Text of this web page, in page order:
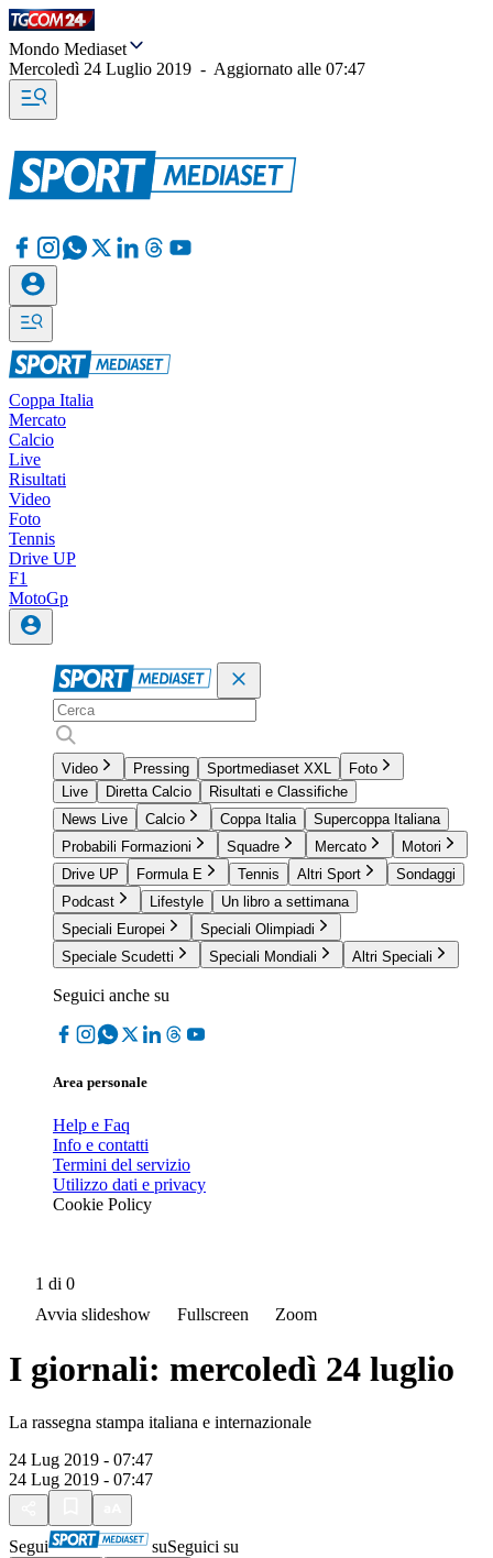
Mondo Mediaset
Mercoledì 24 Luglio 2019 - Aggiornato alle 07:47
Coppa Italia
Mercato
Calcio
Live
Risultati
Video
Foto
Tennis
Drive UP
F1
MotoGp
Video Pressing Sportmediaset XXL
Foto
Live
Diretta Calcio
Risultati e Classifiche
News Live
Calcio Coppa Italia
Supercoppa Italiana
Probabili Formazioni
Squadre Mercato
Motori
Drive UP
Formula E Tennis Altri Sport
Sondaggi
Podcast
Lifestyle
Un libro a settimana
Speciali Europei
Speciali Olimpiadi
Speciale Scudetti
Speciali Mondiali Altri Speciali
Seguici anche su
Area personale
Help e Faq
Info e contatti
Termini del servizio
Utilizzo dati e privacy
Cookie Policy
1 di 0
Avvia slideshow
Fullscreen Zoom
I giornali: mercoledì 24 luglio
La rassegna stampa italiana e internazionale
24 Lug 2019 - 07:47
24 Lug 2019 - 07:47
Segui suSeguici su